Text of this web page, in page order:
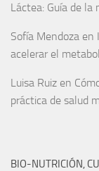
Láctea: Guía de
Sofía Mendoza en
acelerar el
Luisa Ruiz en
práctica de salud
BIO-NUTRICIÓN,